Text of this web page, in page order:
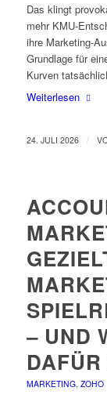
Das klingt
mehr KMU-
ihre Marketing-
Grundlage für
Kurven
Weiterlesen
24. JULI 2026 /
– UND
MARKETING, ZOHO